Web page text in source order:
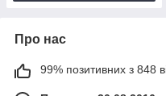
Про нас
99% позитивних з 848